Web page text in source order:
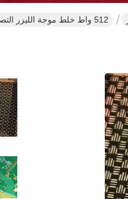
512 واط خلط موجة الليزر التصوير المباشر لوحة دوائر كهربائية محاذاة 0.5 ~ 3.0 مللي متر القطر